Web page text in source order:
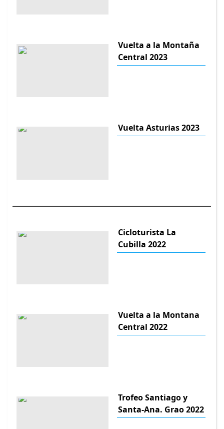
Vuelta a la Montaña
Central 2023
Vuelta Asturias 2023
Cicloturista La
Cubilla 2022
Vuelta a la Montana
Central 2022
Trofeo Santiago y
Santa-Ana. Grao 2022